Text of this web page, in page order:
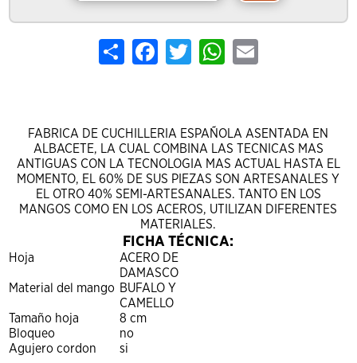
Share FacebookTwitterWhatsApp
Email
FABRICA DE CUCHILLERIA ESPAÑOLA ASENTADA EN
ALBACETE, LA CUAL COMBINA LAS TECNICAS MAS
ANTIGUAS CON LA TECNOLOGIA MAS ACTUAL HASTA EL
MOMENTO, EL 60% DE SUS PIEZAS SON ARTESANALES Y
EL OTRO 40% SEMI-ARTESANALES. TANTO EN LOS
MANGOS COMO EN LOS ACEROS, UTILIZAN DIFERENTES
MATERIALES.
FICHA TÉCNICA:
Hoja
ACERO DE
DAMASCO
Material del mango BUFALO Y
CAMELLO
Tamaño hoja
8 cm
Bloqueo
no
Agujero cordon
si